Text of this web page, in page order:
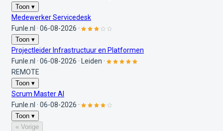
Toon ▾
Medewerker Servicedesk
Funle.nl · 06-08-2026 ·
Toon ▾
Projectleider Infrastructuur en Platformen
Funle.nl · 06-08-2026 · Leiden ·
REMOTE
Toon ▾
Scrum Master AI
Funle.nl · 06-08-2026 ·
Toon ▾
« Vorige